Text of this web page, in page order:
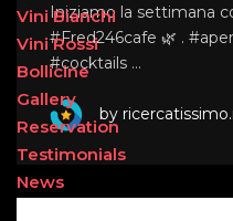
Vini Bianchi
Vini Rossi
Bollicine
Gallery
Reservation
Testimonials
News
Iniziamo la settimana
#Fred246cafe 🌿 .
#cocktails …
by